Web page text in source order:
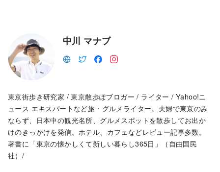
中川 マナブ
東京街歩き研究家 / 東京散歩ぽブロガー / ライター / Yahoo!ニ
ュース エキスパートなど旅・グルメライター。夫婦で東京のみ
ならず、日本中の観光名所、グルメスポットを散歩してお出か
けのきっかけを発信。ホテル、カフェなどレビュー記事多数。
著書に「東京の懐かしくて新しい暮らし365日」（自由国民
社）/